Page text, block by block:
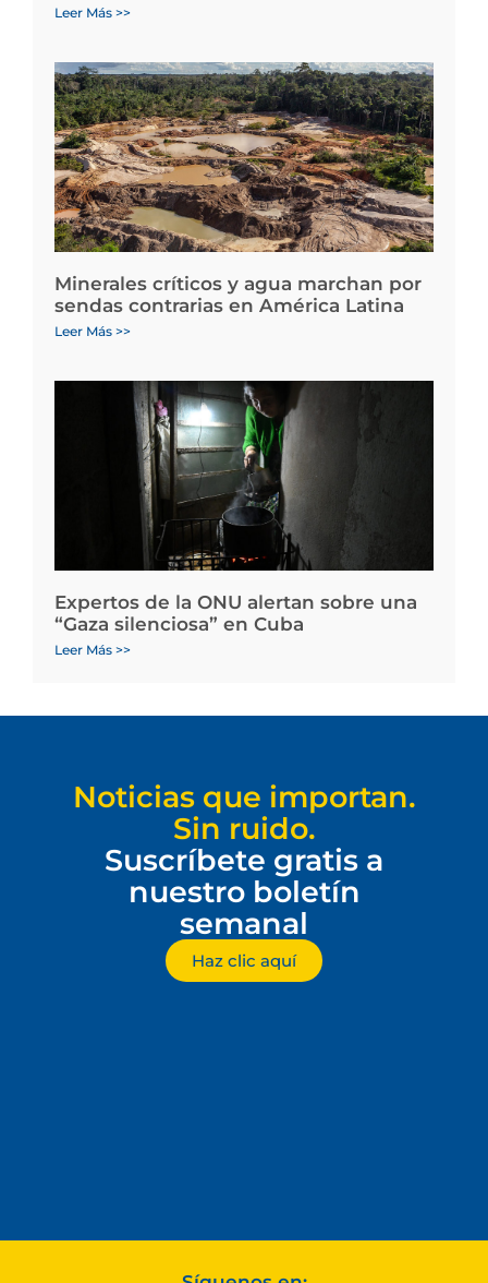
Leer Más >>
Minerales críticos y agua marchan por
sendas contrarias en América Latina
Leer Más >>
Expertos de la ONU alertan sobre una
“Gaza silenciosa” en Cuba
Leer Más >>
Noticias que importan.
Sin ruido.
Suscríbete gratis a
nuestro boletín
semanal
Haz clic aquí